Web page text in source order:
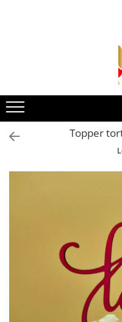
Toppere nunta
Toppere diverse
Toppere absolvire
rasina/PVC/metal/polistiren
Toppere Craciun
Suporturi si platouri
Rame foto / Decoratiuni
Topper